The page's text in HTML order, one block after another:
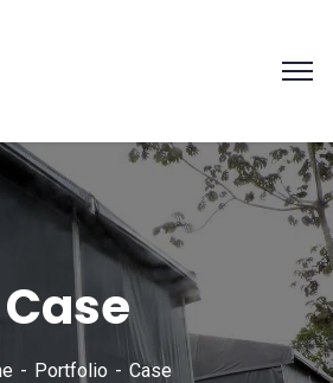
Case
Portfolio Case